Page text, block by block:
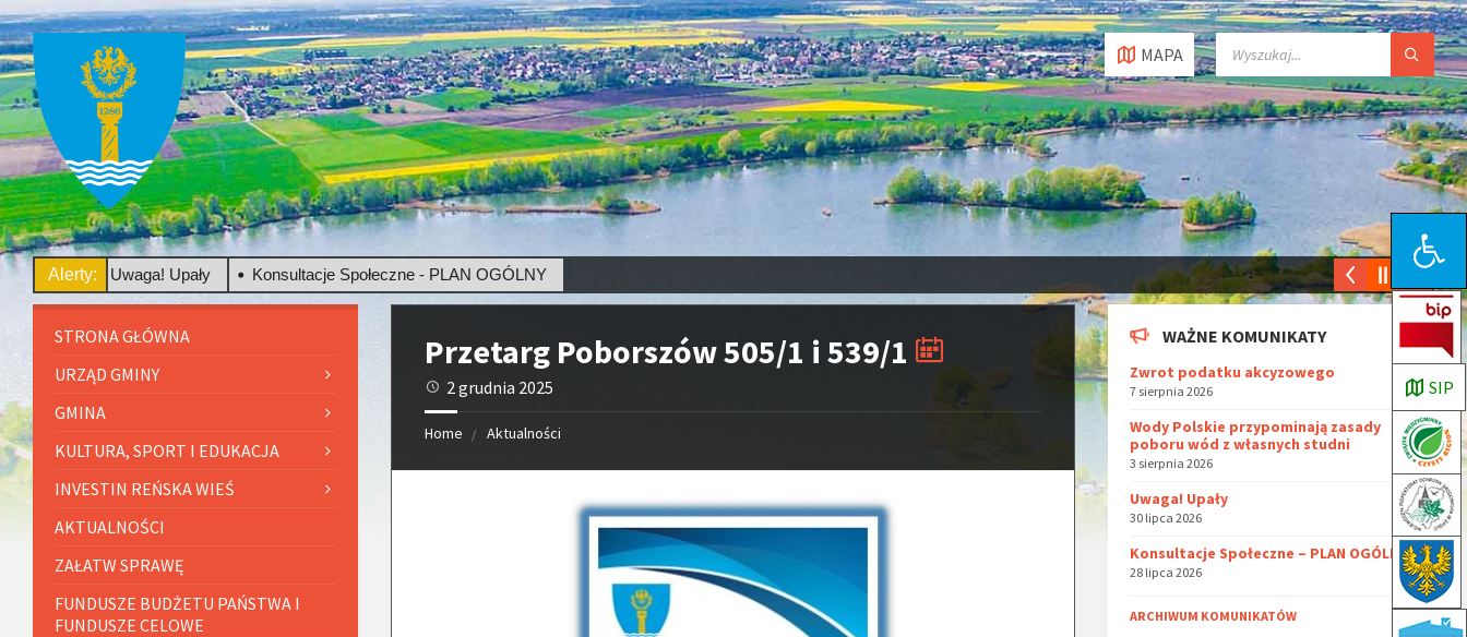
Open toolbar
SIP
MAPA
Alerty:
Uwaga! Upały Konsultacje Społeczne - PLAN OGÓLNY
Przetarg Poborszów 505/1 i 539/1
2 grudnia 2025
Home Aktualności
STRONA GŁÓWNA
URZĄD GMINY
GMINA
KULTURA, SPORT I EDUKACJA
INVESTIN REŃSKA WIEŚ
AKTUALNOŚCI
ZAŁATW SPRAWĘ
FUNDUSZE BUDŻETU PAŃSTWA I
FUNDUSZE CELOWE
WAŻNE KOMUNIKATY
Zwrot podatku akcyzowego
7 sierpnia 2026
Wody Polskie przypominają zasady
poboru wód z własnych studni
3 sierpnia 2026
Uwaga! Upały
30 lipca 2026
Konsultacje Społeczne – PLAN OGÓLNY
28 lipca 2026
ARCHIWUM KOMUNIKATÓW